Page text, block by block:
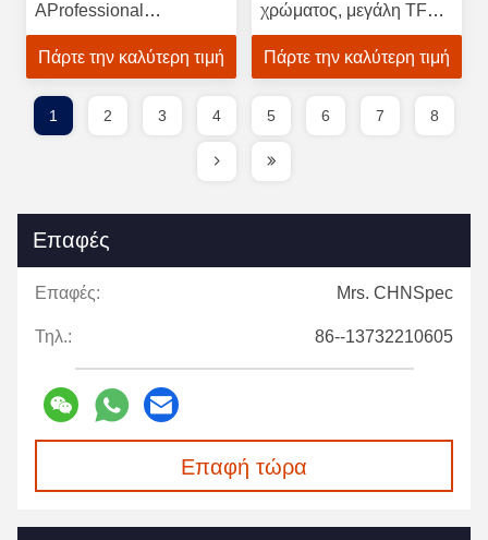
AProfessional
αισθητήρων πορειών
χρήσεις στη βιολογία,
2°/10° συσκευών
ανάλυσης χρώματος
Πάρτε την καλύτερη τιμή
χρώματος, μεγάλη TFT
διαφοράς χρώματος
οθόνη επίδειξης
Πάρτε την καλύτερη τιμή
1 2 3 4 5 6 7 8
Επαφές
Επαφές: Mrs. CHNSpec
Τηλ.: 86--13732210605
Επαφή τώρα